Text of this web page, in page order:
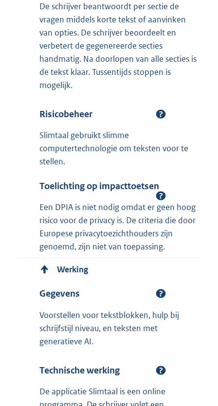
De schrijver beantwoordt per sectie de
vragen middels korte tekst of aanvinken
van opties. De schrijver beoordeelt en
verbetert de gegenereerde secties
handmatig. Na doorlopen van alle secties is
de tekst klaar. Tussentijds stoppen is
mogelijk.
Risicobeheer
Slimtaal gebruikt slimme
computertechnologie om teksten voor te
stellen.
Toelichting op impacttoetsen
Een DPIA is niet nodig omdat er geen hoog
risico voor de privacy is. De criteria die door
Europese privacytoezichthouders zijn
genoemd, zijn niet van toepassing.
Werking
Gegevens
Voorstellen voor tekstblokken, hulp bij
schrijfstijl niveau, en teksten met
generatieve AI.
Technische werking
De applicatie Slimtaal is een online